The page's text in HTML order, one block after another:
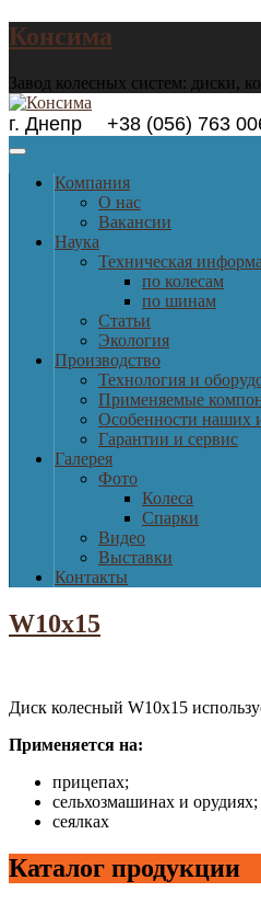
Консима
Завод колесных систем: диски,
г. Днепр +38 (056) 763
Компания
О нас
Вакансии
Наука
Техническая
по колесам
по шинам
Статьи
Экология
Производство
Технология и
Применяемые
Особенности наших
Гарантии и сервис
Галерея
Фото
Колеса
Спарки
Видео
Выставки
Контакты
W10х15
Диск колесный W10x15
Применяется на:
прицепах;
сельхозмашинах и орудиях;
сеялках
Каталог продукции